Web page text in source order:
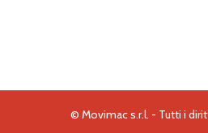
© Movimac s.r.l. - Tutti i